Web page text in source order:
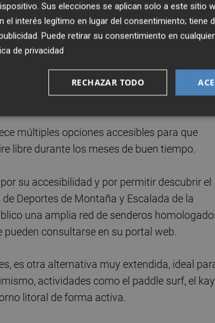
con 3.1000 licencias, destaca por su
abiertos, mientras que la orientación,
al medio natural y al conocimiento del
primavera
múltiples opciones accesibles para que
libre durante los meses de buen tiempo.
su accesibilidad y por permitir descubrir el
Deportes de Montaña y Escalada de la
una amplia red de senderos
consultarse en su portal web.
es otra alternativa muy extendida, ideal
actividades como el paddle surf, el
litoral de forma activa.
Sus elecciones se aplican solo a este sitio
el interés legítimo en lugar del consentimiento; tiene
. Puede retirar su consentimiento en
de privacidad
RECHAZAR TODO